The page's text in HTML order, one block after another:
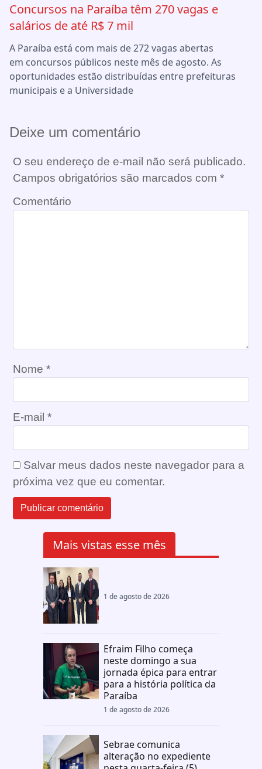
Concursos na Paraíba têm 270 vagas e
salários de até R$ 7 mil
A Paraíba está com mais de 272 vagas abertas
em concursos públicos neste mês de agosto. As
oportunidades estão distribuídas entre prefeituras
municipais e a Universidade
Deixe um comentário
O seu endereço de e-mail não será publicado.
Campos obrigatórios são marcados com *
Comentário
Nome *
E-mail *
Salvar meus dados neste navegador para a
próxima vez que eu comentar.
Mais vistas esse mês
1 de agosto de 2026
Efraim Filho começa
neste domingo a sua
jornada épica para entrar
para a história política da
Paraíba
1 de agosto de 2026
Sebrae comunica
alteração no expediente